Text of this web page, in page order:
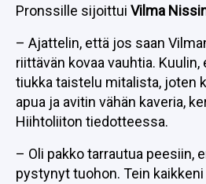
Pronssille sijoittui Vilma
– Ajattelin, että jos saan
riittävän kovaa vauhtia. Kuulin,
tiukka taistelu mitalista, joten
apua ja avitin vähän kaveria,
Hiihtoliiton tiedotteessa.
– Oli pakko tarrautua peesiin,
pystynyt tuohon. Tein